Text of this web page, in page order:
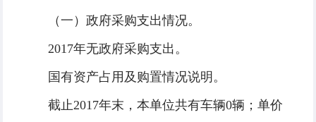
（一）政府采购支出情况。
2017年无政府采购支出。
国有资产占用及购置情况说明。
截止2017年末，本单位共有车辆0辆；单价